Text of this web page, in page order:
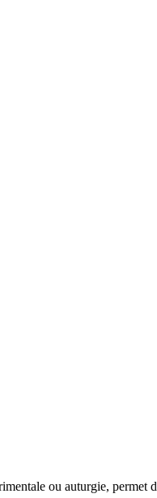
ou auturgie, permet